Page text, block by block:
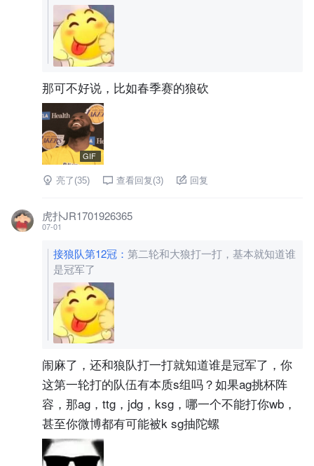
那可不好说，比如春季赛的狼砍
GIF
亮了(35) 查看回复(3) 回复
虎扑JR1701926365
07-01
接狼队第12冠 ： 第二轮和大狼打一打，基本就知道谁
是冠军了
闹麻了，还和狼队打一打就知道谁是冠军了，你
这第一轮打的队伍有本质s组吗？如果ag挑杯阵
容，那ag，ttg，jdg，ksg，哪一个不能打你wb，
甚至你微博都有可能被k sg抽陀螺